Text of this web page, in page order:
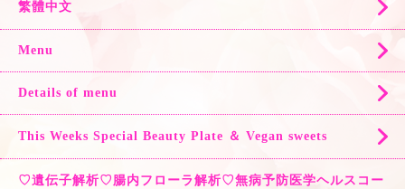
繁體中文
Menu
Details of menu
This Weeks Special Beauty Plate ＆ Vegan sweets
♡遺伝子解析♡腸内フローラ解析♡無病予防医学ヘルスコー